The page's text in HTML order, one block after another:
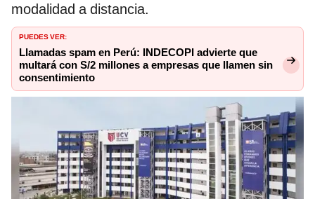
modalidad a distancia.
PUEDES VER:
Llamadas spam en Perú: INDECOPI advierte que
multará con S/2 millones a empresas que llamen sin
consentimiento